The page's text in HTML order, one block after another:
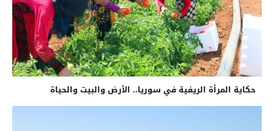
حكاية المرأة الريفية في سوريا.. الأرض والبيت والحياة